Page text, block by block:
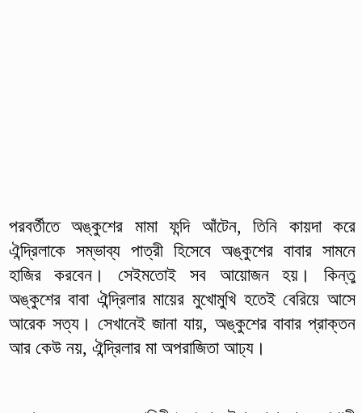
পরবর্তীতে অঙ্কুশের মামা ফন্দি আঁটেন, তিনি কায়দা করে
ঐন্দ্রিলাকে সম্ভাব্য পাত্রী হিসেবে অঙ্কুশের বাবার সামনে
হাজির করবেন। সেইমতোই সব আয়োজন হয়। কিন্তু
অঙ্কুশের বাবা ঐন্দ্রিলার মায়ের মুখোমুখি হতেই বেরিয়ে আসে
আরেক সত্য। সেখানেই জানা যায়, অঙ্কুশের বাবার প্রাক্তন
আর কেউ নয়, ঐন্দ্রিলার মা অপরাজিতা আঢ্য।